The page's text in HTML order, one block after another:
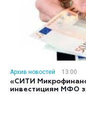
Архив новостей
13:00
«СИТИ
инвестициям МФО